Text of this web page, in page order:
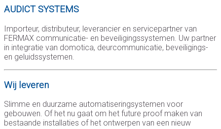
AUDICT SYSTEMS
Importeur, distributeur, leverancier en servicepartner van
FERMAX communicatie- en beveiligingssystemen. Uw partner
in integratie van domotica, deurcommunicatie, beveiligings-
en geluidssystemen.
Wij leveren
Slimme en duurzame automatiseringsystemen voor
gebouwen. Of het nu gaat om het future proof maken van
bestaande installaties of het ontwerpen van een nieuw